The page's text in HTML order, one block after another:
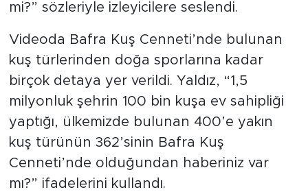
mi?” sözleriyle izleyicilere seslendi.
Videoda Bafra Kuş Cenneti’nde bulunan
kuş türlerinden doğa sporlarına kadar
birçok detaya yer verildi. Yaldız, “1,5
milyonluk şehrin 100 bin kuşa ev sahipliği
yaptığı, ülkemizde bulunan 400’e yakın
kuş türünün 362’sinin Bafra Kuş
Cenneti’nde olduğundan haberiniz var
mı?” ifadelerini kullandı.